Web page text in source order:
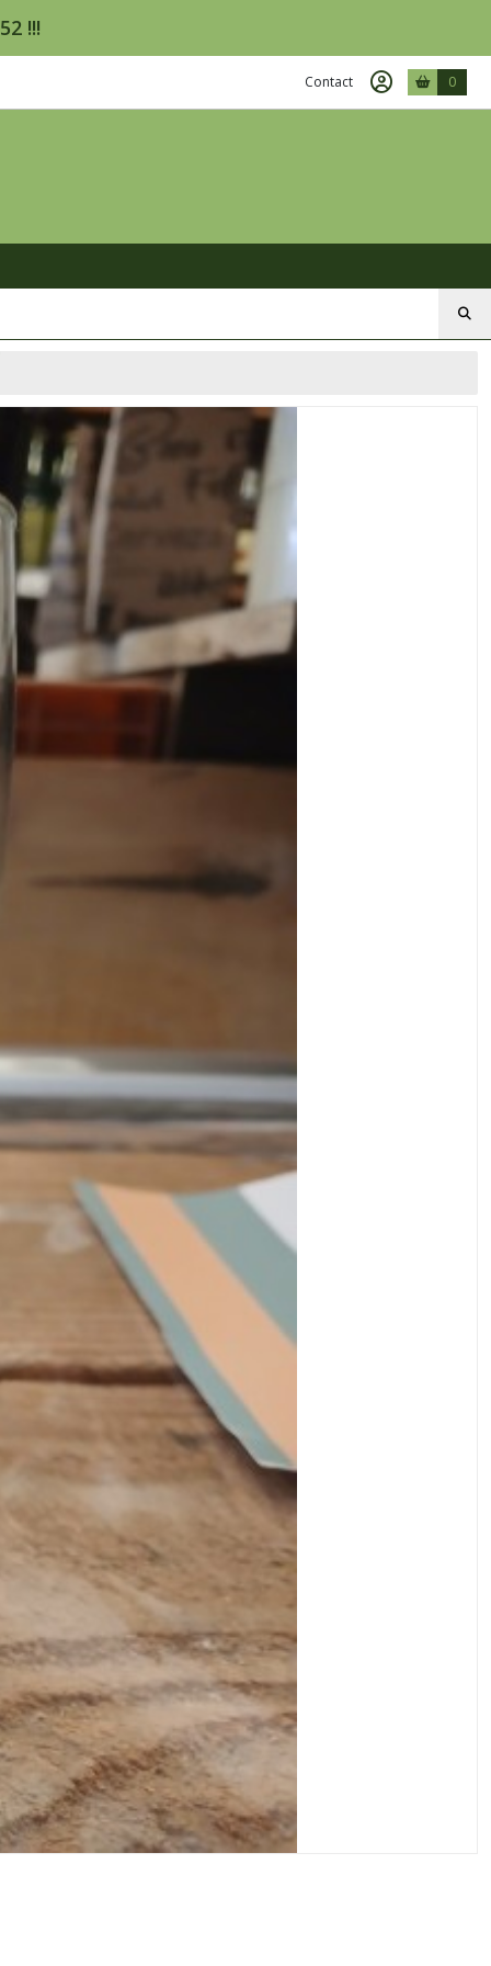
!!!
Contact 0